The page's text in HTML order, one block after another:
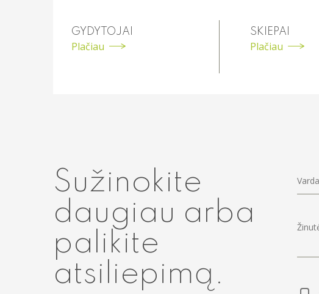
GYDYTOJAI
Plačiau
SKIEPAI
Plačiau
Sužinokite
daugiau arba
palikite
atsiliepimą.